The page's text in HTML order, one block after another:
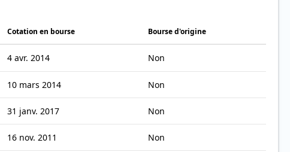
Cotation en bourse Bourse d'origine
4 avr. 2014 Non
10 mars 2014 Non
31 janv. 2017 Non
16 nov. 2011 Non